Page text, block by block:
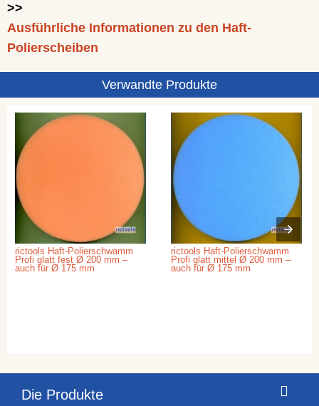
>>
Ausführliche Informationen zu den Haft-
Polierscheiben
Verwandte Produkte
rictools Haft-Polierschwamm
Profi glatt fest Ø 200 mm –
auch für Ø 175 mm
rictools Haft-Polierschwamm
Profi glatt mittel Ø 200 mm –
auch für Ø 175 mm
Die Produkte